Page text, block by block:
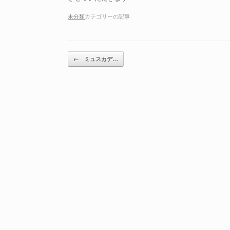
未分類カテゴリーの記事
投稿ナビゲーション
← ミュスカデ…